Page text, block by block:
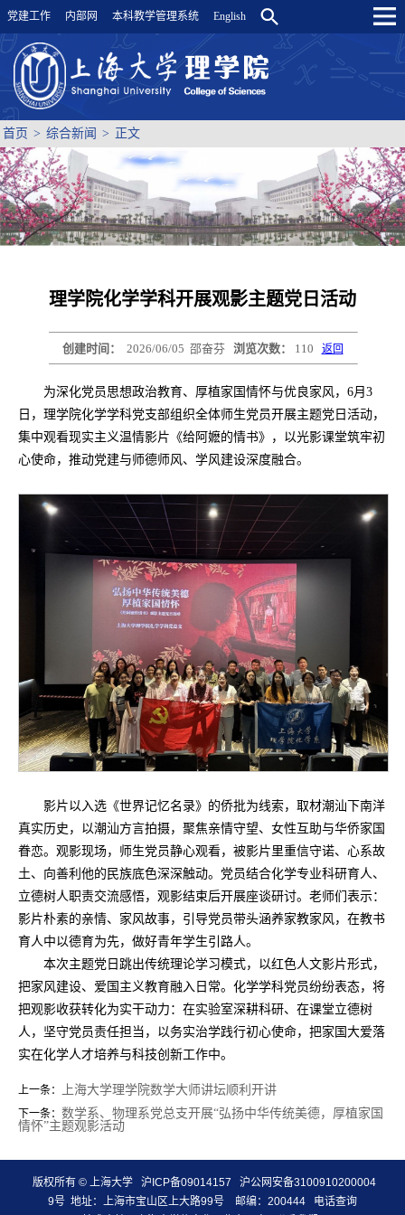
党建工作 内部网 本科教学管理系统 English
首页 > 综合新闻 > 正文
理学院化学学科开展观影主题党日活动
创建时间： 2026/06/05 邵奋芬 浏览次数： 110 返回
为深化党员思想政治教育、厚植家国情怀与优良家风，6月3
日，理学院化学学科党支部组织全体师生党员开展主题党日活动，
集中观看现实主义温情影片《给阿嬷的情书》，以光影课堂筑牢初
心使命，推动党建与师德师风、学风建设深度融合。
影片以入选《世界记忆名录》的侨批为线索，取材潮汕下南洋
真实历史，以潮汕方言拍摄，聚焦亲情守望、女性互助与华侨家国
眷恋。观影现场，师生党员静心观看，被影片里重信守诺、心系故
土、向善利他的民族底色深深触动。党员结合化学专业科研育人、
立德树人职责交流感悟，观影结束后开展座谈研讨。老师们表示：
影片朴素的亲情、家风故事，引导党员带头涵养家教家风，在教书
育人中以德育为先，做好青年学生引路人。
本次主题党日跳出传统理论学习模式，以红色人文影片形式，
把家风建设、爱国主义教育融入日常。化学学科党员纷纷表态，将
把观影收获转化为实干动力：在实验室深耕科研、在课堂立德树
人，坚守党员责任担当，以务实治学践行初心使命，把家国大爱落
实在化学人才培养与科技创新工作中。
上一条： 上海大学理学院数学大师讲坛顺利开讲
下一条： 数学系、物理系党总支开展“弘扬中华传统美德，厚植家国
情怀”主题观影活动
版权所有 ©上海大学 沪ICP备09014157
沪公网安备3100910200004
9号 地址：上海市宝山区上大路99号 邮编：200444 电话查询